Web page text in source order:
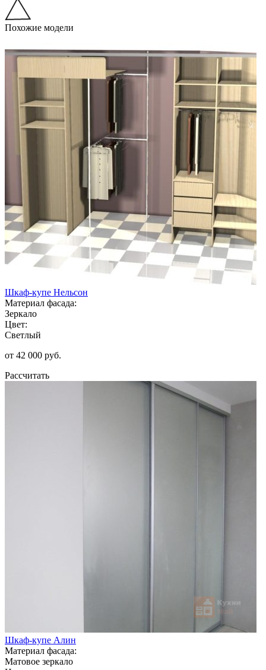
Похожие модели
Шкаф-купе Нельсон
Материал фасада:
Зеркало
Цвет:
Светлый
от 42 000 руб.
Рассчитать
Шкаф-купе Алин
Материал фасада:
Матовое зеркало